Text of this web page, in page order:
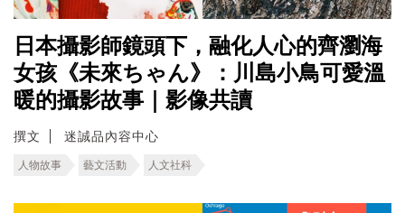
日本攝影師鏡頭下，融化人心的齊瀏海
女孩《未來ちゃん》：川島小鳥可愛溫
暖的攝影故事｜影像共讀
撰文 迷誠品內容中心
人物故事 藝文活動 人文社科